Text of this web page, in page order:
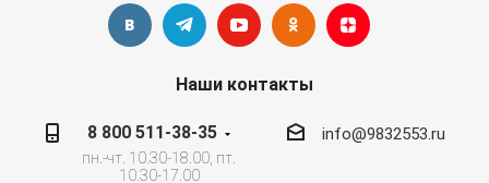
Наши контакты
8 800 511-38-35
пн.-чт. 10.30-18.00, пт.
10.30-17.00
info@9832553.ru